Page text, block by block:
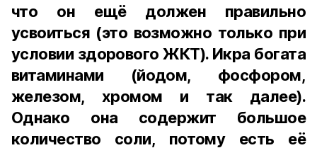
что он ещё должен правильно
усвоиться (это возможно только при
условии здорового ЖКТ). Икра богата
витаминами (йодом, фосфором,
железом, хромом и так далее).
Однако она содержит большое
количество соли, потому есть её